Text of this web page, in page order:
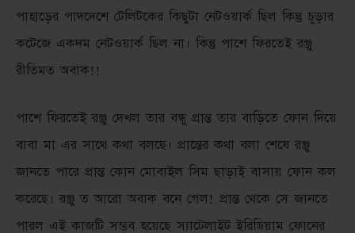
পাহাড়ের পাদদেশে টেলিটকের কিছুটা নেটওয়ার্ক ছিল কিন্তু চূড়ার
কটেজে একদম নেটওয়ার্ক ছিল না। কিন্তু পাশে ফিরতেই রঞ্জু
রীতিমত অবাক!!
পাশে ফিরতেই রঞ্জু দেখল তার বন্ধু প্রান্ত তার বাড়িতে ফোন দিয়ে
বাবা মা এর সাথে কথা বলছে। প্রান্তের কথা বলা শেষে রঞ্জু
জানতে পারে প্রান্ত কোন মোবাইল সিম ছাড়াই বাসায় ফোন কল
করেছে। রঞ্জু ত আরো অবাক বনে গেল! প্রান্ত থেকে সে জানতে
পারল এই কাজটি সম্ভব হয়েছে স্যাটেলাইট ইরিডিয়াম ফোনের